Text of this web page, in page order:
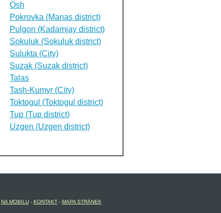
Osh
Pokrovka (Manas district)
Pulgon (Kadamjay district)
Sokuluk (Sokuluk district)
Sulukta (City)
Suzak (Suzak district)
Talas
Tash-Kumyr (City)
Toktogul (Toktogul district)
Tup (Tup district)
Uzgen (Uzgen district)
NA MOBILU- KONTAKT- MAPA STRÁNEK